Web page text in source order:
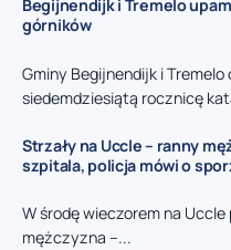
Begijnendijk i Tremelo
górników
Gminy Begijnendijk i Tremelo
siedemdziesiątą rocznicę
Strzały na Uccle – ranny
szpitala, policja mówi o
W środę wieczorem na
mężczyzna –...